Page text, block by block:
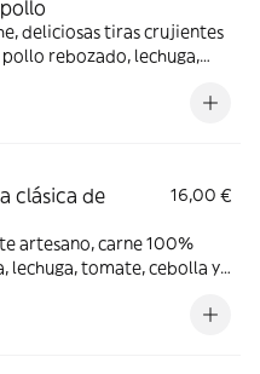
deliciosas tiras crujientes
rebozado, lechuga,
clásica de
16,00 €
artesano, carne 100%
lechuga, tomate, cebolla y
extra. Imagen ilustrativa